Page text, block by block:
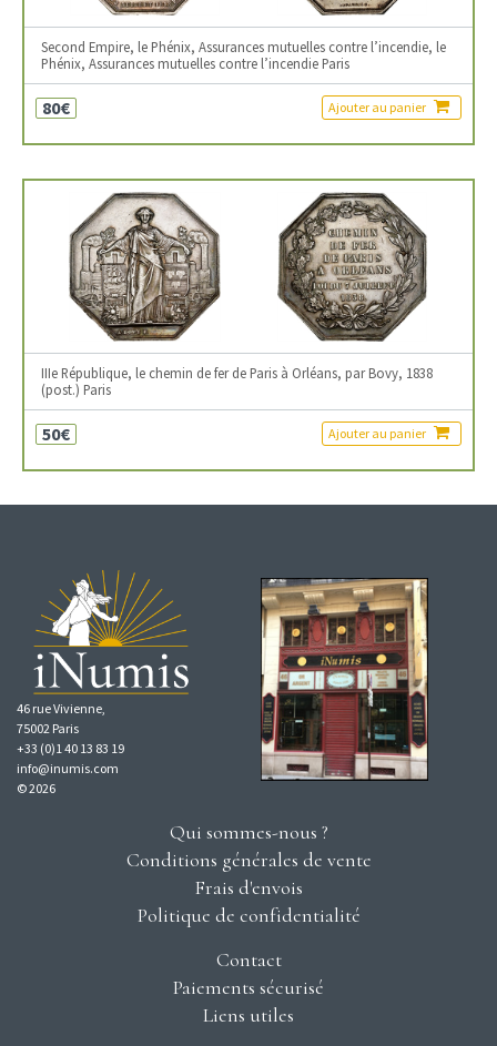
Second Empire, le Phénix, Assurances mutuelles contre l’incendie, le
Phénix, Assurances mutuelles contre l’incendie Paris
80€ Ajouter au panier
IIIe République, le chemin de fer de Paris à Orléans, par Bovy, 1838
(post.) Paris
50€ Ajouter au panier
46 rue Vivienne,
75002 Paris
+33 (0)1 40 13 83 19
info@inumis.com
© 2026
Qui sommes-nous ?
Conditions générales de vente
Frais d'envois
Politique de confidentialité
Contact
Paiements sécurisé
Liens utiles